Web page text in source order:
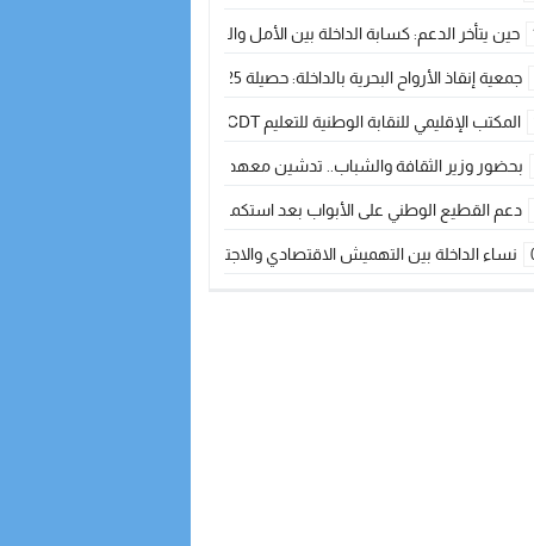
حين يتأخر الدعم: كسابة الداخلة بين الأمل والقلق ؟
جمعية إنقاذ الأرواح البحرية بالداخلة: حصيلة 2025 بين مهام الإنقاذ ومشروع “دار البحار”
المكتب الإقليمي للنقابة الوطنية للتعليم CDT يجتمع مع المدير الإقليمي لمناقشة ملفات جوهرية لنساء ورجال التعليم
بحضور وزير الثقافة والشباب.. تدشين معهد الموسيقى والفنون الكوريغرافية بالداخلة
دعم القطيع الوطني على الأبواب بعد استكمال الترقيم… الفلاحة المغربية
نساء الداخلة بين التهميش الاقتصادي والاجتماعي… في المؤسسات الإنتاجية